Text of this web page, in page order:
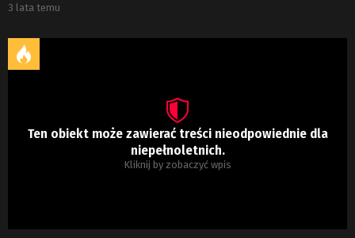
3 lata temu
Ten obiekt może zawierać treści nieodpowiednie dla
niepełnoletnich.
Kliknij by zobaczyć wpis